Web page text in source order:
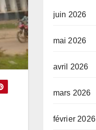
juin 2026
mai 2026
avril 2026
mars 2026
février 2026